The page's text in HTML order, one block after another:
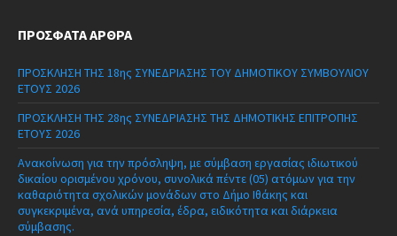
ΠΡΌΣΦΑΤΑ ΆΡΘΡΑ
ΠΡΟΣΚΛΗΣΗ ΤΗΣ 18ης ΣΥΝΕΔΡΙΑΣΗΣ ΤΟΥ ΔΗΜΟΤΙΚΟΥ ΣΥΜΒΟΥΛΙΟΥ
ΕΤΟΥΣ 2026
ΠΡΟΣΚΛΗΣΗ ΤΗΣ 28ης ΣΥΝΕΔΡΙΑΣΗΣ ΤΗΣ ΔΗΜΟΤΙΚΗΣ ΕΠΙΤΡΟΠΗΣ
ΕΤΟΥΣ 2026
Ανακοίνωση για την πρόσληψη, με σύμβαση εργασίας ιδιωτικού
δικαίου ορισμένου χρόνου, συνολικά πέντε (05) ατόμων για την
καθαριότητα σχολικών μονάδων στο Δήμο Ιθάκης και
συγκεκριμένα, ανά υπηρεσία, έδρα, ειδικότητα και διάρκεια
σύμβασης.